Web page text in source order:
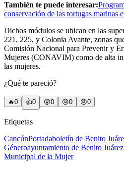
También te puede interesar:
conservación de las tortugas marinas
Dichos módulos se ubican en las
221, 225, y Colonia Avante, zonas
Comisión Nacional para Prevenir y
Mujeres (CONAVIM) como de alta
las mujeres.
¿Qué te pareció?
🔥0 👍0 😲0 😢0 😠0
Etiquetas
CancúnPortadaboletín de Benito
Géneroayuntamiento de Benito Juárez
Municipal de la Mujer